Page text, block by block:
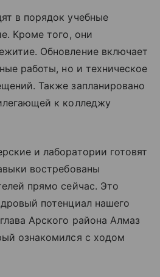
в порядок учебные
Кроме того, они
Обновление включает
работы, но и техническое
Также запланировано
к колледжу
и лаборатории готовят
востребованы
прямо сейчас. Это
потенциал нашего
Арского района Алмаз
ознакомился с ходом